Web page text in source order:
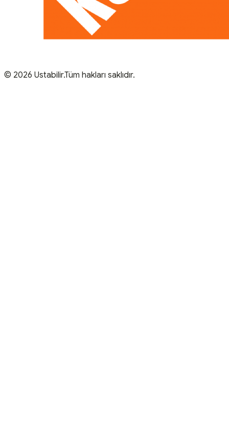
© 2026 Ustabilir.Tüm hakları saklıdır.